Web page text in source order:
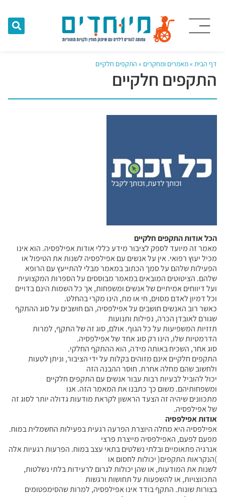
דף הבית »מאמרים ומחקרים » התקפים חלקיים
התקפים חלקיים
הכל אודות התקפים חלקיים
מאמר זה מיועד לספק לציבור מידע כללי אודות אפילפסיה. הוא אינו
מכיל יעוץ רפואי. אין על אנשים עם אפילפסיה לשנות את הטיפול או
הפעילות שלהם על סמך הכתוב במאמר מבלי להתייעץ עם הרופא
שלהם. הציטוטים המובאים במאמר מבוססים על הספרות המקצועית
ועל דיווחים אמיתיים של אנשים ומשפחות, אך כל השמות הינם בדויים
וכל דמיון לאדם מסוים, חי או מת, הינו מקרי בהחלט.
כאשר רוב האנשים חושבים על אפילפסיה, הם חושבים על סוג ההתקף
שגורם לאובדן הכרה, נפילות ותנועות
תזזיות המשפיעות על כל הגוף. אולם, סוג זה של התקף, למרות
הדרמטיות שלו, הינו רק סוג אחד של אפילפסיה.
סוג אחר, השכיח באותה מידה, הוא ההתקף החלקי.
התקפים חלקיים אינם מזוהים בקלות על ידי הציבור, וניתן לטעות
ולחשוב שהם מחלה אחרת. חוסר ההבנה הזה
יכול להוביל לבעיות רבות עבור אנשים עם התקפים חלקיים
ומשפחותיהם. משום כך כתבנו את המאמר הזה. אנו
מתכוונים שיהיה זה הצעד הראשון לקראת מודעות גדולה יותר לסוג זה
של אפילפסיה.
אודות אפילפסיה
אפילפסיה היא מחלה היוצרת הפרעה רגעית בפעילות החשמלית במוח.
מפעם לפעם, האפילפסיה מייצרת פרצי
אנרגיה פתאומיים ובלתי נשלטים בתאי עצב במוח. הפרעות רגעיות אלה
)הנקראות התקפים( יכולות לחסום או
לשנות את המודעות, או שהן יכולות לגרום לרעידות בלתי נשלטות,
התכווצויות, או להשפעות על תחושות ורגשות
בצורות שונות. התקף בודד אינו אפילפסיה, למרות שהסימפטומים